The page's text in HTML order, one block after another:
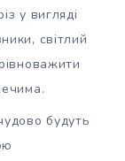
у вигляді
світлий
будуть